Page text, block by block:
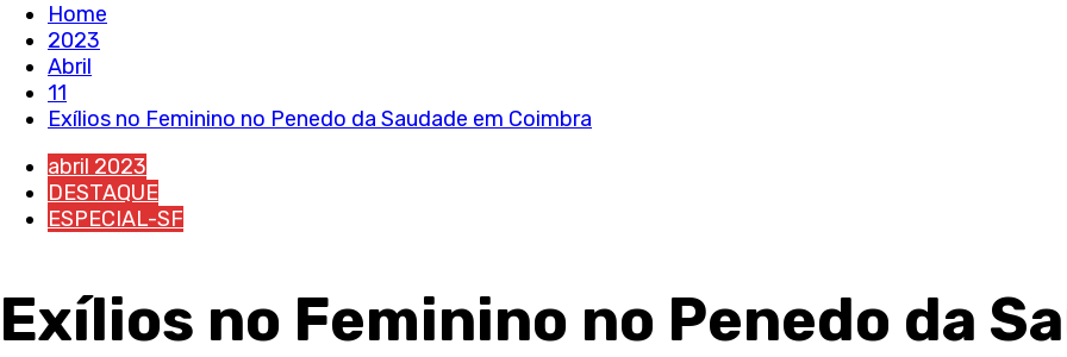
Home
2023
Abril
11
Exílios no Feminino no Penedo da Saudade em Coimbra
abril 2023
DESTAQUE
ESPECIAL-SF
Exílios no Feminino no Penedo da